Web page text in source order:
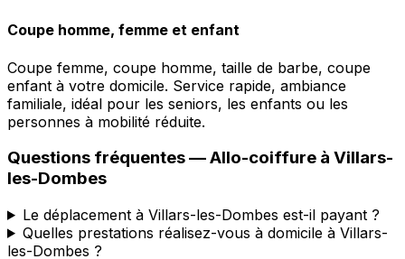
Coupe homme, femme et enfant
Coupe femme, coupe homme, taille de barbe, coupe
enfant à votre domicile. Service rapide, ambiance
familiale, idéal pour les seniors, les enfants ou les
personnes à mobilité réduite.
Questions fréquentes —Allo-coiffure à Villars-
les-Dombes
Le déplacement à Villars-les-Dombes est-il payant ?
Quelles prestations réalisez-vous à domicile à Villars-
les-Dombes ?